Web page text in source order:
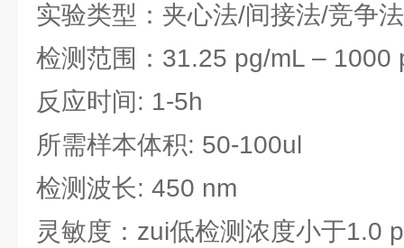
实验类型：夹心法/间接法/竞争
检测范围：31.25 pg/mL – 1000
反应时间: 1-5h
所需样本体积: 50-100ul
检测波长: 450 nm
灵敏度：zui低检测浓度小于1.0